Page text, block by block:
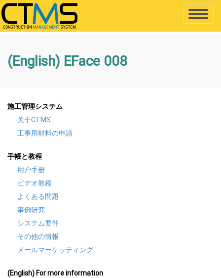
Toggle
(English) EFace 008
施工管理システム
关于CTMS
工事用材料の申請
手帳と教程
用户手册
ビデオ教程
よくある問題
事例研究
システム要件
その他の情報
メールマーケッティング
(English) For more information